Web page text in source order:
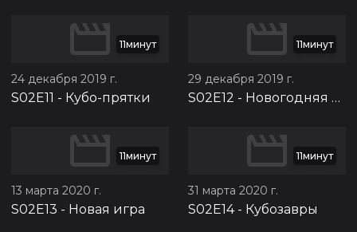
11минут
24 декабря 2019 г.
S02E11 - Кубо-прятки
11минут
29 декабря 2019 г.
S02E12 - Новогодняя история
11минут
13 марта 2020 г.
S02E13 - Новая игра
11минут
31 марта 2020 г.
S02E14- Кубозавры